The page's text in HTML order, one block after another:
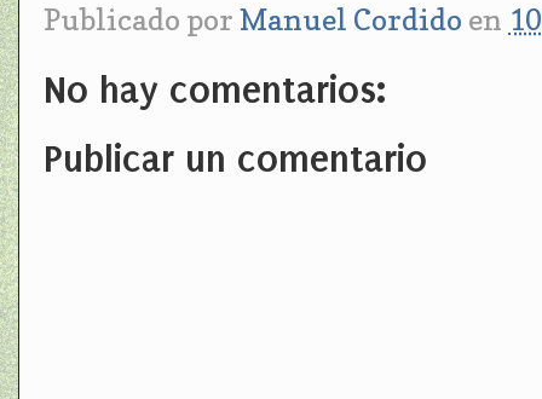
Publicado por Manuel Cordido en
No hay comentarios:
Publicar un comentario